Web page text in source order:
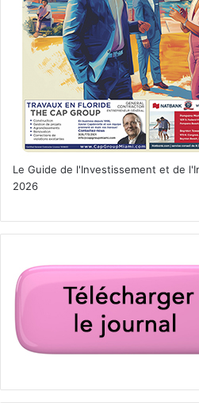
Le 9
River Runs
Quand le fils d’un juge répiué
(John Cusack) se charge de
Un film de Wes Miller avec Taye
George Lopez.
Le Guide de l'Investissement et de
2026